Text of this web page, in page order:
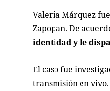
Valeria Márquez
Zapopan. De
identidad y le
El caso fue
transmisión en